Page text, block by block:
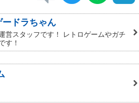
ドラちゃん
営スタッフです！ レトロゲームやガチ
す！